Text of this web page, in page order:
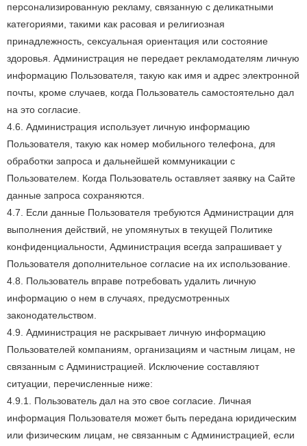
персонализированную рекламу, связанную с деликатными
категориями, такими как расовая и религиозная
принадлежность, сексуальная ориентация или состояние
здоровья. Администрация не передает рекламодателям личную
информацию Пользователя, такую как имя и адрес электронной
почты, кроме случаев, когда Пользователь самостоятельно дал
на это согласие.
4.6. Администрация использует личную информацию
Пользователя, такую как номер мобильного телефона, для
обработки запроса и дальнейшей коммуникации с
Пользователем. Когда Пользователь оставляет заявку на Сайте
данные запроса сохраняются.
4.7. Если данные Пользователя требуются Администрации для
выполнения действий, не упомянутых в текущей Политике
конфиденциальности, Администрация всегда запрашивает у
Пользователя дополнительное согласие на их использование.
4.8. Пользователь вправе потребовать удалить личную
информацию о нем в случаях, предусмотренных
законодательством.
4.9. Администрация не раскрывает личную информацию
Пользователей компаниям, организациям и частным лицам, не
связанным с Администрацией. Исключение составляют
ситуации, перечисленные ниже:
4.9.1. Пользователь дал на это свое согласие. Личная
информация Пользователя может быть передана юридическим
или физическим лицам, не связанным с Администрацией, если